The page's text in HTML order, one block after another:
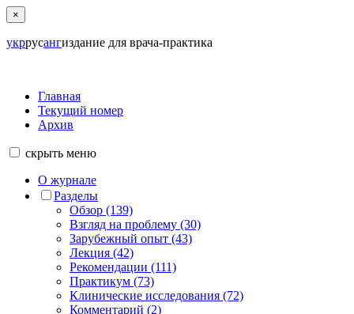
×
укррусангиздание для врача-практика
Главная
Текущий номер
Архив
скрыть меню
О журнале
Разделы
Обзор (139)
Взгляд на проблему (30)
Зарубежный опыт (43)
Лекция (42)
Рекомендации (111)
Практикум (73)
Клинические исследования (72)
Комментарий (2)